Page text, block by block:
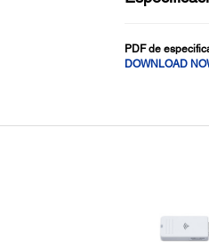
PDF de
DOWNLOAD